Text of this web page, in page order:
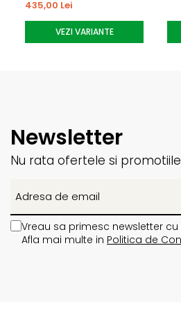
435,00 Lei
VEZI VARIANTE
Newsletter
Nu rata ofertele si
Vreau sa primesc newsletter
Afla mai multe in Politica de